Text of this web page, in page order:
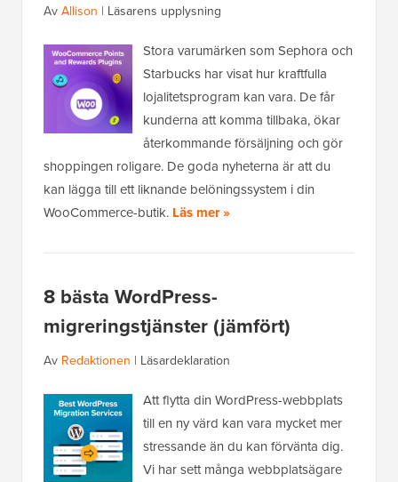
AvAllison | Läsarens upplysning
Stora varumärken som Sephora och
Starbucks har visat hur kraftfulla
lojalitetsprogram kan vara. De får
kunderna att komma tillbaka, ökar
återkommande försäljning och gör
shoppingen roligare. De goda nyheterna är att du
kan lägga till ett liknande belöningssystem i din
WooCommerce-butik. Läs mer »
8 bästa WordPress-
migreringstjänster (jämfört)
Av Redaktionen | Läsardeklaration
Att flytta din WordPress-webbplats
till en ny värd kan vara mycket mer
stressande än du kan förvänta dig.
Vi har sett många webbplatsägare